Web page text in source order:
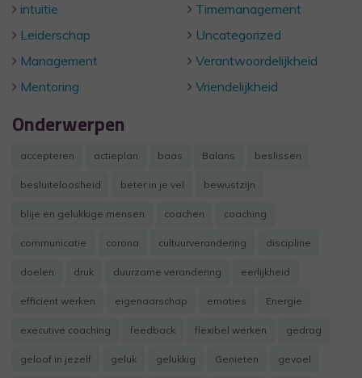
intuitie
Leiderschap
Management
Mentoring
Timemanagement
Uncategorized
Verantwoordelijkheid
Vriendelijkheid
Onderwerpen
accepteren actieplan baas Balans beslissen
besluiteloosheid beter in je vel bewustzijn
blije en gelukkige mensen coachen coaching
communicatie corona cultuurverandering discipline
doelen druk duurzame verandering eerlijkheid
efficient werken eigenaarschap emoties Energie
executive coaching feedback flexibel werken gedrag
geloof in jezelf geluk gelukkig Genieten gevoel